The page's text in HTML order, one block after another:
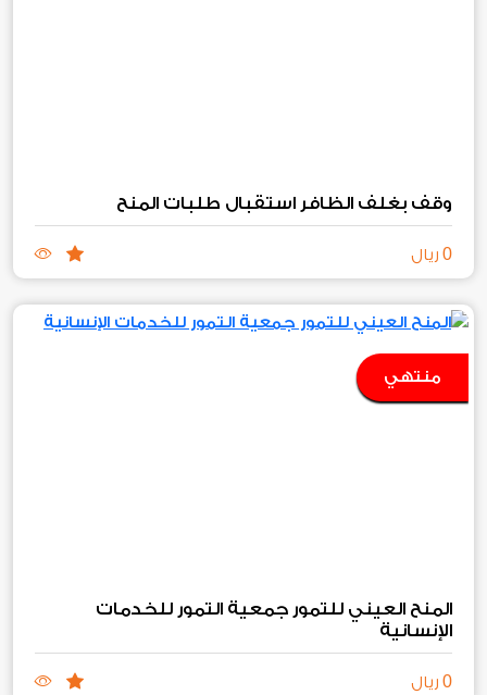
وقف بغلف الظافر استقبال طلبات المنح
0 ريال
منتهي
المنح العيني للتمور جمعية التمور للخدمات
الإنسانية
0 ريال